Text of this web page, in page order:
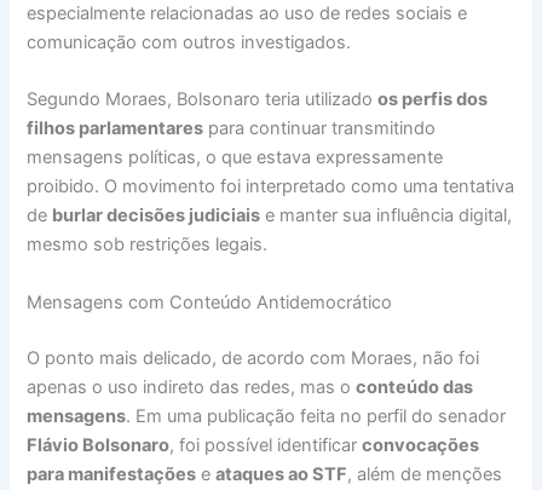
especialmente relacionadas ao uso de redes sociais e
comunicação com outros investigados.
Segundo Moraes, Bolsonaro teria utilizadoos perfis dos
filhos parlamentares para continuar transmitindo
mensagens políticas, o que estava expressamente
proibido. O movimento foi interpretado como uma tentativa
de burlar decisões judiciais e manter sua influência digital,
mesmo sob restrições legais.
Mensagens com Conteúdo Antidemocrático
O ponto mais delicado, de acordo com Moraes, não foi
apenas o uso indireto das redes, mas oconteúdo das
mensagens. Em uma publicação feita no perfil do senador
Flávio Bolsonaro, foi possível identificarconvocações
para manifestações eataques ao STF, além de menções